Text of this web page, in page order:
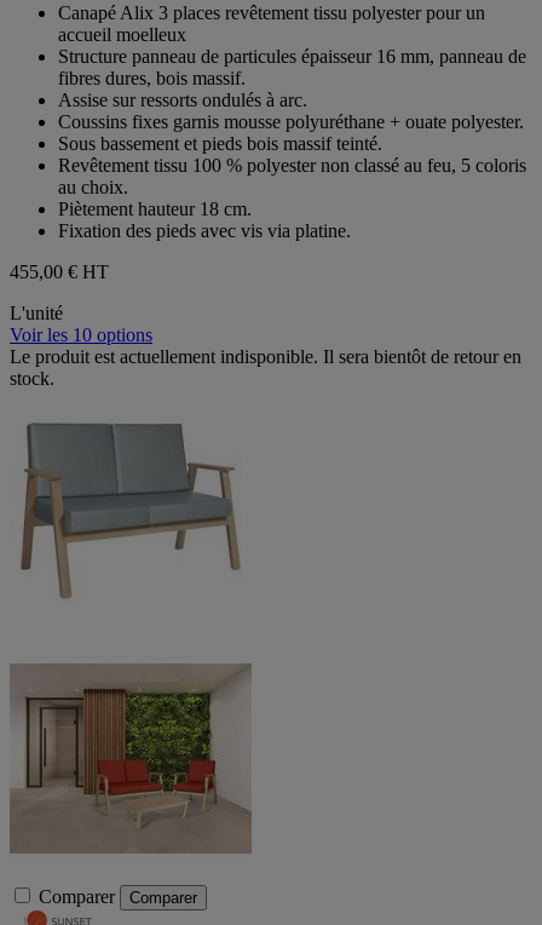
étoiles.
Canapé Alix 3 places revêtement tissu polyester pour un
accueil moelleux
Structure panneau de particules épaisseur 16 mm, panneau de
fibres dures, bois massif.
Assise sur ressorts ondulés à arc.
Coussins fixes garnis mousse polyuréthane + ouate polyester.
Sous bassement et pieds bois massif teinté.
Revêtement tissu 100 % polyester non classé au feu, 5 coloris
au choix.
Piètement hauteur 18 cm.
Fixation des pieds avec vis via platine.
455,00 € HT
L'unité
Voir les 10 options
Le produit est actuellement indisponible. Il sera bientôt de retour en
stock.
Comparer Comparer